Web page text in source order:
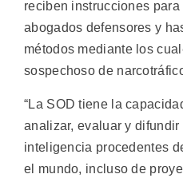
reciben instrucciones
abogados defensores y
métodos mediante los
sospechoso de
“La SOD tiene la
analizar, evaluar y
inteligencia procedentes
el mundo, incluso de